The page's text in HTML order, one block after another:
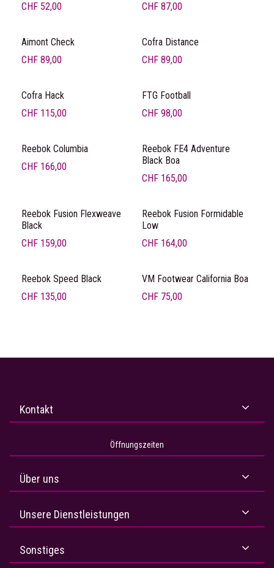
CHF 52,00
CHF 87,00
Aimont Check
CHF 89,00
Cofra Distance
CHF 89,00
Cofra Hack
CHF 115,00
FTG Football
CHF 98,00
Reebok Columbia
CHF 166,00
Reebok FE4 Adventure
Black Boa
CHF 165,00
Reebok Fusion Flexweave
Black
CHF 159,00
Reebok Fusion Formidable
Low
CHF 164,00
Reebok Speed Black
CHF 135,00
VM Footwear California Boa
CHF 75,00
Kontakt
Öffnungszeiten
Über uns
Unsere Dienstleistungen
Sonstiges